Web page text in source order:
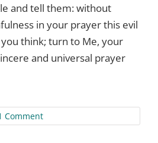
and tell them: without
in your prayer this evil
think; turn to Me, your
and universal prayer
Comment